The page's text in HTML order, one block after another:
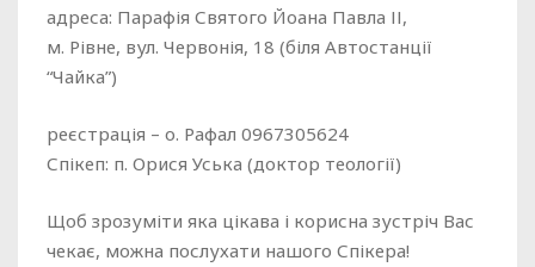
адреса: Парафія Святого Йоана Павла ІІ,
м. Рівне, вул. Червонія, 18 (біля Автостанції
“Чайка”)
реєстрація – о. Рафал 0967305624
Спікеп: п. Орися Уська (доктор теології)
Щоб зрозуміти яка цікава і корисна зустріч Вас
чекає, можна послухати нашого Спікера!